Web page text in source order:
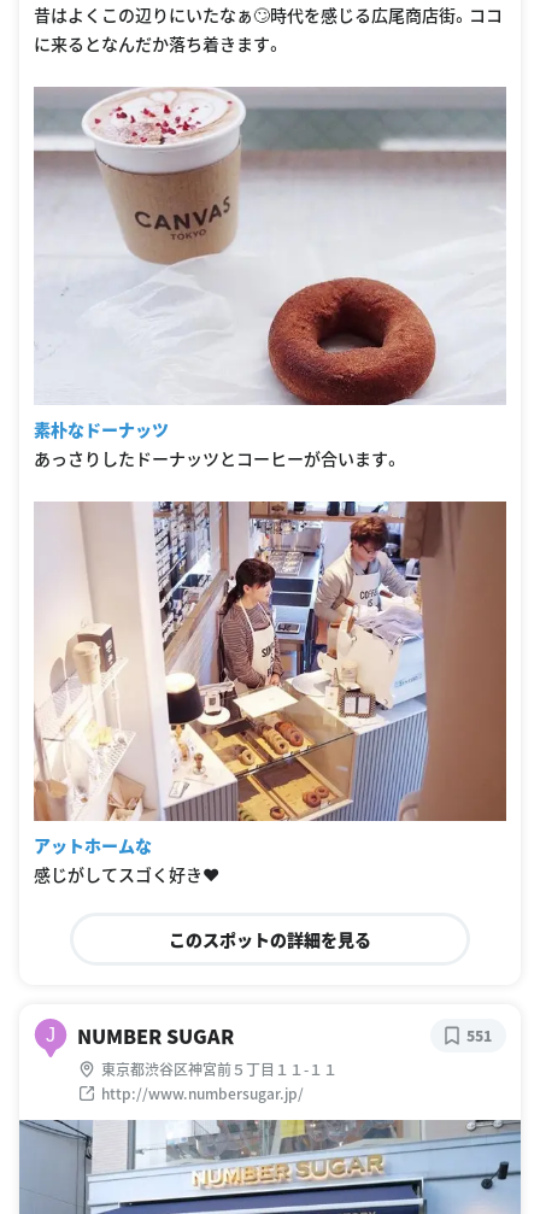
昔はよくこの辺りにいたなぁ🙄時代を感じる広尾商店街。ココ
に来るとなんだか落ち着きます。
素朴なドーナッツ
あっさりしたドーナッツとコーヒーが合います。
アットホームな
感じがしてスゴく好き❤️
このスポットの詳細を見る
J NUMBER SUGAR
東京都渋谷区神宮前５丁目１１-１１
http://www.numbersugar.jp/
551